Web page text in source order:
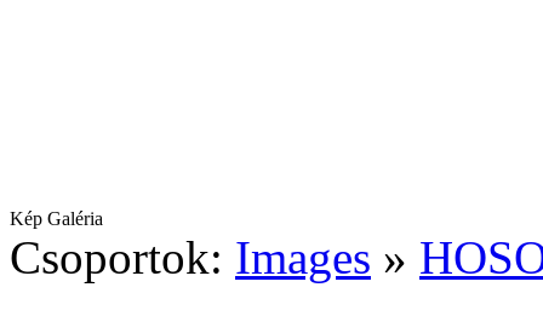
Kép Galéria
Csoportok: Images »